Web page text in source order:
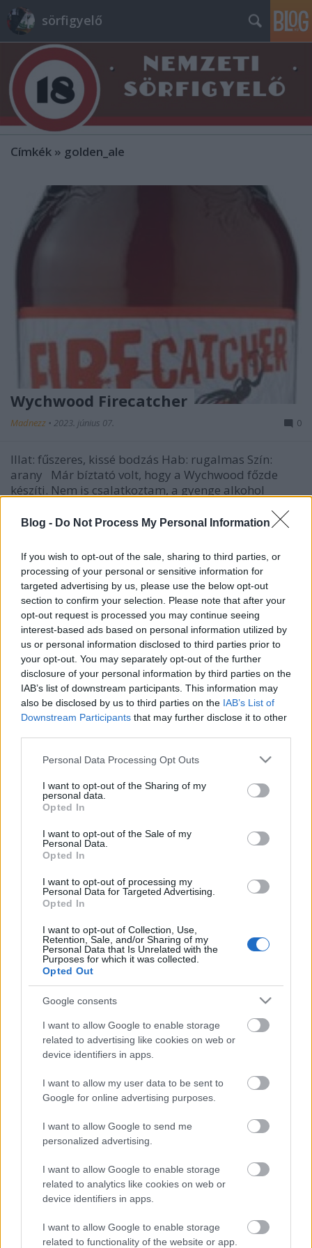
Blog - Do Not Process My Personal Information
If you wish to opt-out of the sale, sharing to third parties, or
processing of your personal or sensitive information for
targeted advertising by us, please use the below opt-out
section to confirm your selection. Please note that after your
opt-out request is processed you may continue seeing
interest-based ads based on personal information utilized by
us or personal information disclosed to third parties prior to
your opt-out. You may separately opt-out of the further
disclosure of your personal information by third parties on the
IAB’s list of downstream participants. This information may
also be disclosed by us to third parties on the IAB’s List of
Downstream Participants that may further disclose it to other
Please note that this website/app uses one or more Google
not limited to your visit or usage behaviour. You may click to
grant or deny consent to Google and its third-party tags to
use your data for below specified purposes in below Google
consent section.
Personal Data Processing Opt Outs
I want to opt-out of the Sharing of my
personal data.
Opted In
I want to opt-out of the Sale of my
Personal Data.
Opted In
I want to opt-out of processing my
Personal Data for Targeted Advertising.
Opted In
I want to opt-out of Collection, Use,
Retention, Sale, and/or Sharing of my
Personal Data that Is Unrelated with the
Purposes for which it was collected.
Opted Out
Google consents
I want to allow Google to enable storage
related to advertising like cookies on web or
device identifiers in apps.
I want to allow my user data to be sent to
Google for online advertising purposes.
I want to allow Google to send me
personalized advertising.
I want to allow Google to enable storage
related to analytics like cookies on web or
device identifiers in apps.
I want to allow Google to enable storage
related to functionality of the website or app.
sörfigyelő
Címkék » golden_ale
Wychwood Firecatcher
Madnezz • 2023. június 07. 0
Illat: fűszeres, kissé bodzás Hab: rugalmas Szín:
arany Már bíztató volt, hogy a Wychwood főzde
készíti. Nem is csalatkoztam, a gyenge alkohol
leltem. A karamellás lágyság jól kiegyensúlyozva a
Reepbana Reeper B. Golden Ale
bottleopener•2023. június 04.
Illat: egész normális, mintha ale-lager keverék lenne
Hab: rugalmas Szín: szűrt, arany, de a világosabbik
kihozni... azt hinné az ember, hogy ehhez mi értünk a
legjobban, de a németek is alkotnak vállalhatatlant,
Unicorn
Madnezz•2016. október 17.
Illat: édes, gyümölcsös Hab: sűrű és kemény Szín:
óarany Kezdem azzal, hogy aki nem csípi a száraz,